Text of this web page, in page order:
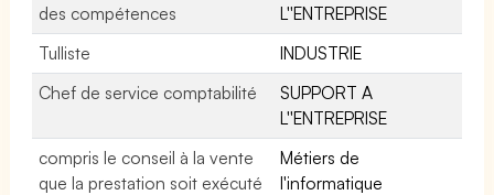
des compétences
L''ENTREPRISE
Tulliste
INDUSTRIE
Chef de service comptabilité
SUPPORT A
L''ENTREPRISE
compris le conseil à la vente
que la prestation soit exécuté
Métiers de
l'informatique